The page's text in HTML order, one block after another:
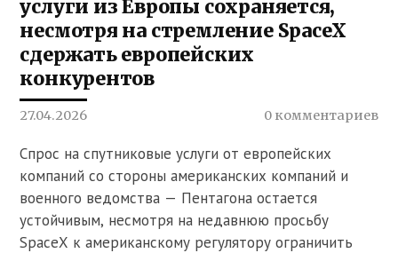
услуги из Европы сохраняется,
несмотря на стремление SpaceX
сдержать европейских
конкурентов
27.04.2026 0 комментариев
Спрос на спутниковые услуги от европейских
компаний со стороны американских компаний и
военного ведомства — Пентагона остается
устойчивым, несмотря на недавнюю просьбу
SpaceX к американскому регулятору ограничить